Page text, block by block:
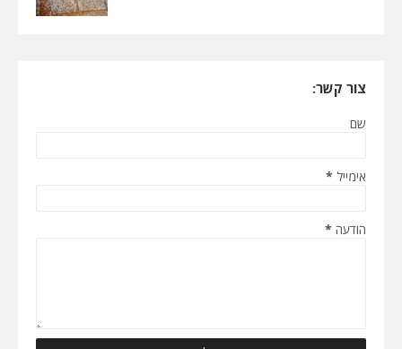
צור קשר:
שם
אימייל *
הודעה *